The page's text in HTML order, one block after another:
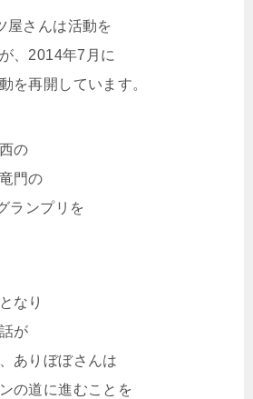
屋さんは活動を
、2014年7月に
を再開しています。
の
門の
ランプリを
なり
が
ありぼぼさんは
の道に進むことを